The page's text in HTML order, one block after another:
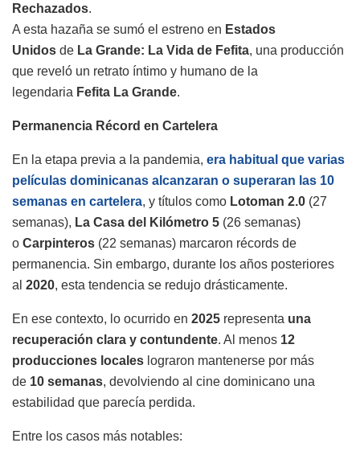
Rechazados.
A esta hazaña se sumó el estreno en Estados
Unidos de La Grande: La Vida de Fefita, una producción
que reveló un retrato íntimo y humano de la
legendaria Fefita La Grande.
Permanencia Récord en Cartelera
En la etapa previa a la pandemia, era habitual que varias
películas dominicanas alcanzaran o superaran las 10
semanas en cartelera, y títulos como Lotoman 2.0 (27
semanas), La Casa del Kilómetro 5 (26 semanas)
o Carpinteros (22 semanas) marcaron récords de
permanencia. Sin embargo, durante los años posteriores
al 2020, esta tendencia se redujo drásticamente.
En ese contexto, lo ocurrido en 2025 representa una
recuperación clara y contundente. Al menos 12
producciones locales lograron mantenerse por más
de 10 semanas, devolviendo al cine dominicano una
estabilidad que parecía perdida.
Entre los casos más notables: